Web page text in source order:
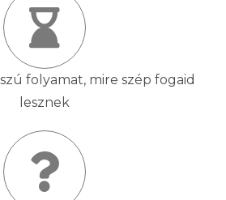
folyamat, mire szép fogaid
lesznek